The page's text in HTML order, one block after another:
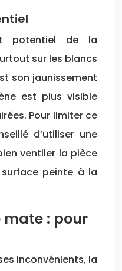
potentiel de la
sur les blancs
son jaunissement
est plus visible
Pour limiter ce
d’utiliser une
ventiler la pièce
surface peinte à la
mate : pour
inconvénients, la